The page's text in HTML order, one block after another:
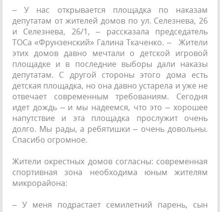
– У нас открывается площадка по наказам
депутатам от жителей домов по ул. Селезнева, 26
и Селезнева, 26/1, – рассказала председатель
ТОСа «Фрунзенский» Галина Ткаченко. – Жители
этих домов давно мечтали о детской игровой
площадке и в последние выборы дали наказы
депутатам. С другой стороны этого дома есть
детская площадка, но она давно устарела и уже не
отвечает современным требованиям. Сегодня
идет дождь – и мы надеемся, что это – хорошее
напутствие и эта площадка прослужит очень
долго. Мы рады, а ребятишки – очень довольны.
Спасибо огромное.
Жители окрестных домов согласны: современная
спортивная зона необходима юным жителям
микрорайона:
– У меня подрастает семилетний парень, сын